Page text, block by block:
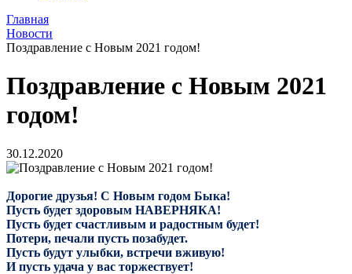
Главная
Новости
Поздравление с Новым 2021 годом!
Поздравление с Новым 2021
годом!
30.12.2020
Дорогие друзья! С Новым годом Быка!
Пусть будет здоровым НАВЕРНЯКА!
Пусть будет счастливым и радостным будет!
Потери, печали пусть позабудет.
Пусть будут улыбки, встречи вживую!
И пусть удача у вас торжествует!